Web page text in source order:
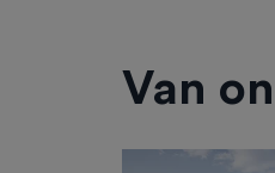
Van